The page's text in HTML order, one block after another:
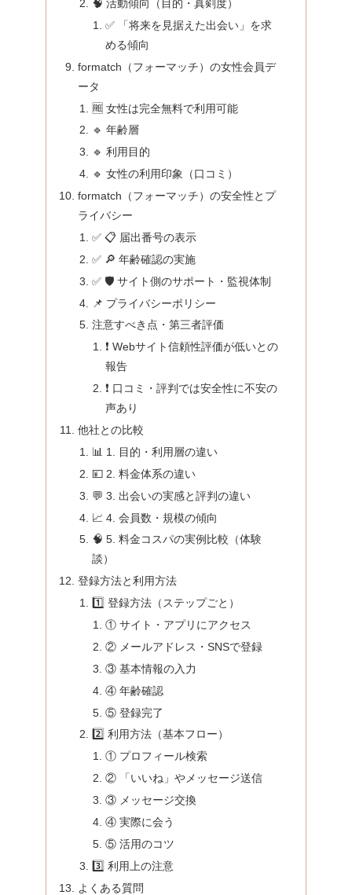
🧠 活動傾向（目的・真剣度）
✅ 「将来を見据えた出会い」を求
める傾向
formatch（フォーマッチ）の女性会員デ
ータ
🆓 女性は完全無料で利用可能
🔹 年齢層
🔹 利用目的
🔹 女性の利用印象（口コミ）
formatch（フォーマッチ）の安全性とプ
ライバシー
✅ 📋 届出番号の表示
✅ 🔎 年齢確認の実施
✅ 🛡️ サイト側のサポート・監視体制
📌 プライバシーポリシー
注意すべき点・第三者評価
❗ Webサイト信頼性評価が低いとの
報告
❗ 口コミ・評判では安全性に不安の
声あり
他社との比較
📊 1. 目的・利用層の違い
💴 2. 料金体系の違い
💬 3. 出会いの実感と評判の違い
📈 4. 会員数・規模の傾向
🧠 5. 料金コスパの実例比較（体験
談）
登録方法と利用方法
1️⃣ 登録方法（ステップごと）
① サイト・アプリにアクセス
② メールアドレス・SNSで登録
③ 基本情報の入力
④ 年齢確認
⑤ 登録完了
2️⃣ 利用方法（基本フロー）
① プロフィール検索
② 「いいね」やメッセージ送信
③ メッセージ交換
④ 実際に会う
⑤ 活用のコツ
3️⃣ 利用上の注意
よくある質問